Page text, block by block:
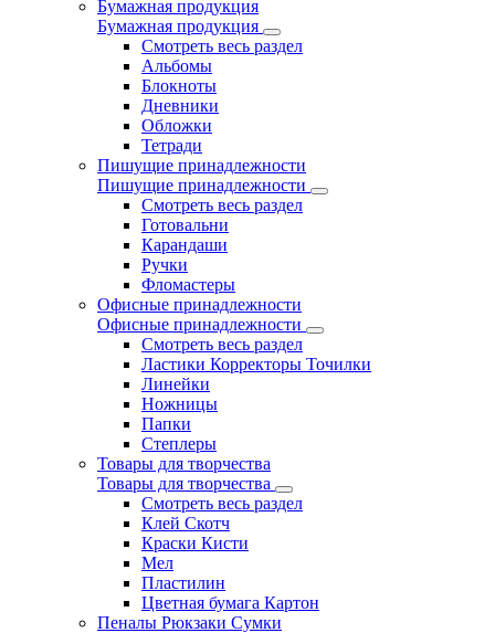
Бумажная продукция
Бумажная продукция
Смотреть весь раздел
Альбомы
Блокноты
Дневники
Обложки
Тетради
Пишущие принадлежности
Пишущие принадлежности
Смотреть весь раздел
Готовальни
Карандаши
Ручки
Фломастеры
Офисные принадлежности
Офисные принадлежности
Смотреть весь раздел
Ластики Корректоры Точилки
Линейки
Ножницы
Папки
Степлеры
Товары для творчества
Товары для творчества
Смотреть весь раздел
Клей Скотч
Краски Кисти
Мел
Пластилин
Цветная бумага Картон
Пеналы Рюкзаки Сумки